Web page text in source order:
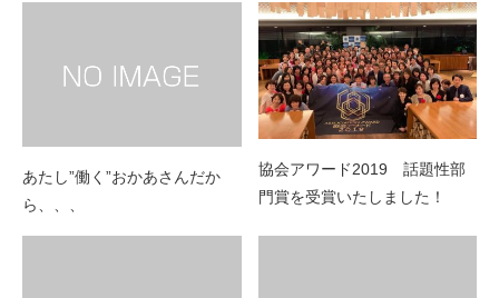
あたし”働く”おかあさんだか
ら、、、
協会アワード2019 話題性部
門賞を受賞いたしました！